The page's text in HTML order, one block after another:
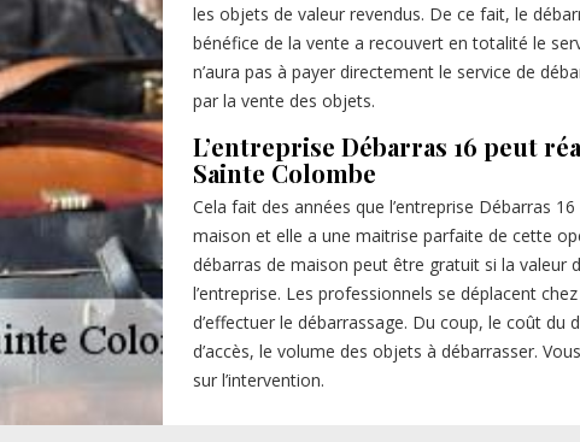
les objets de valeur revendus. De ce fait, le
bénéfice de la vente a recouvert en totalité le
n’aura pas à payer directement le service de
par la vente des objets.
L’entreprise Débarras 16 peut
Sainte Colombe
Cela fait des années que l’entreprise Débarras
maison et elle a une maitrise parfaite de cette
débarras de maison peut être gratuit si la valeur
l’entreprise. Les professionnels se déplacent
d’effectuer le débarrassage. Du coup, le coût
d’accès, le volume des objets à débarrasser.
sur l’intervention.